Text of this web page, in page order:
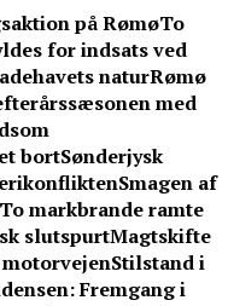
på RømøTo
for indsats ved
naturRømø
med
bortSønderjysk
Smagen af
To markbrande ramte
slutspurtMagtskifte
Stilstand i
Fremgang i